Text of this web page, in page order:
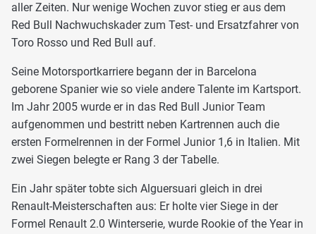
aller Zeiten. Nur wenige Wochen zuvor stieg er aus dem
Red Bull Nachwuchskader zum Test- und Ersatzfahrer von
Toro Rosso und Red Bull auf.
Seine Motorsportkarriere begann der in Barcelona
geborene Spanier wie so viele andere Talente im Kartsport.
Im Jahr 2005 wurde er in das Red Bull Junior Team
aufgenommen und bestritt neben Kartrennen auch die
ersten Formelrennen in der Formel Junior 1,6 in Italien. Mit
zwei Siegen belegte er Rang 3 der Tabelle.
Ein Jahr später tobte sich Alguersuari gleich in drei
Renault-Meisterschaften aus: Er holte vier Siege in der
Formel Renault 2.0 Winterserie, wurde Rookie of the Year in